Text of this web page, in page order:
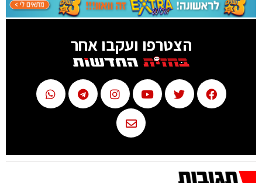
הצטרפו ועקבו אחר